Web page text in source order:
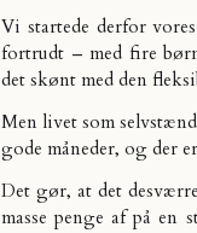
Vi startede derfor
fortrudt – med fire
det skønt med den
Men livet som
gode måneder, og der
Det gør, at det
masse penge af på en